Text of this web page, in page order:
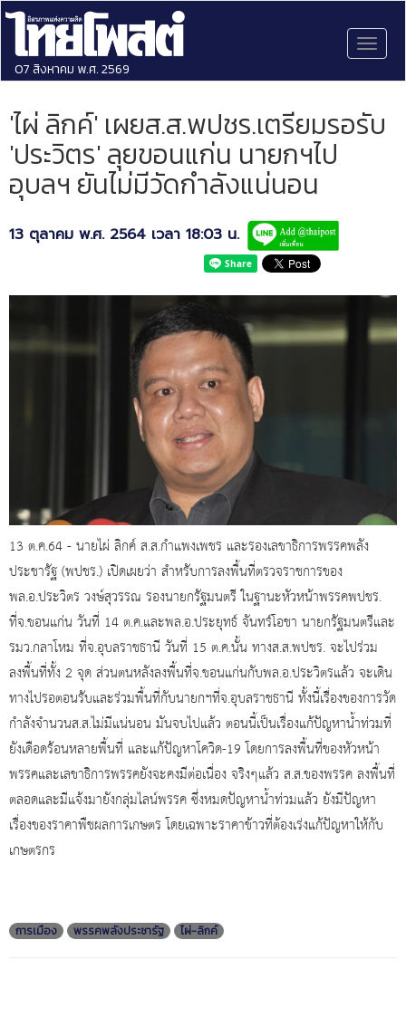
07 สิงหาคม พ.ศ. 2569
'ไผ่ ลิกค์' เผยส.ส.พปชร.เตรียมรอรับ
'ประวิตร' ลุยขอนแก่น นายกฯไป
อุบลฯ ยันไม่มีวัดกำลังแน่นอน
13 ตุลาคม พ.ศ. 2564 เวลา 18:03 น.
13 ต.ค.64 - นายไผ่ ลิกค์ ส.ส.กำแพงเพชร และรองเลขาธิการพรรคพลัง
ประชารัฐ (พปชร.) เปิดเผยว่า สำหรับการลงพื้นที่ตรวจราชการของ
พล.อ.ประวิตร วงษ์สุวรรณ รองนายกรัฐมนตรี ในฐานะหัวหน้าพรรคพปชร.
ที่จ.ขอนแก่น วันที่ 14 ต.ค.และพล.อ.ประยุทธ์ จันทร์โอชา นายกรัฐมนตรีและ
รมว.กลาโหม ที่จ.อุบลราชธานี วันที่ 15 ต.ค.นั้น ทางส.ส.พปชร. จะไปร่วม
ลงพื้นที่ทั้ง 2 จุด ส่วนตนหลังลงพื้นที่จ.ขอนแก่นกับพล.อ.ประวิตรแล้ว จะเดิน
ทางไปรอตอนรับและร่วมพื้นที่กับนายกฯที่จ.อุบลราชธานี ทั้งนี้เรื่องของการวัด
กำลังจำนวนส.ส.ไม่มีแน่นอน มันจบไปแล้ว ตอนนี้เป็นเรื่องแก้ปัญหาน้ำท่วมที่
ยังเดือดร้อนหลายพื้นที่ และแก้ปัญหาโควิด-19 โดยการลงพื้นที่ของหัวหน้า
พรรคและเลขาธิการพรรคยังจะคงมีต่อเนื่อง จริงๆแล้ว ส.ส.ของพรรค ลงพื้นที่
ตลอดและมีแจ้งมายังกลุ่มไลน์พรรค ซึ่งหมดปัญหาน้ำท่วมแล้ว ยังมีปัญหา
เรื่องของราคาพืชผลการเกษตร โดยเฉพาะราคาข้าวที่ต้องเร่งแก้ปัญหาให้กับ
เกษตรกร
การเมือง พรรคพลังประชารัฐ ไผ่-ลิกค์